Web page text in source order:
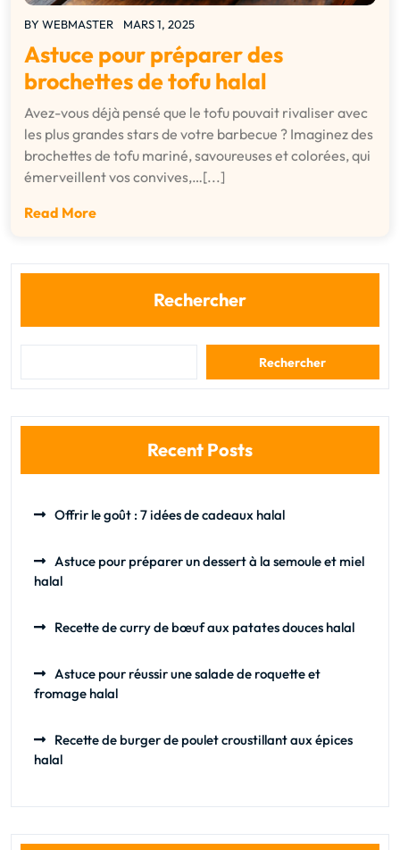
BY WEBMASTER MARS 1, 2025
Astuce pour préparer des
brochettes de tofu halal
Avez-vous déjà pensé que le tofu pouvait rivaliser avec
les plus grandes stars de votre barbecue ? Imaginez des
brochettes de tofu mariné, savoureuses et colorées, qui
émerveillent vos convives,…[...]
Read More
Rechercher
Rechercher
Recent Posts
Offrir le goût : 7 idées de cadeaux halal
Astuce pour préparer un dessert à la semoule et miel
halal
Recette de curry de bœuf aux patates douces halal
Astuce pour réussir une salade de roquette et
fromage halal
Recette de burger de poulet croustillant aux épices
halal